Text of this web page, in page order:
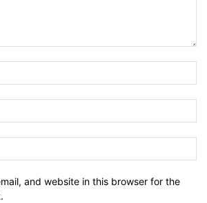
and website in this browser for the